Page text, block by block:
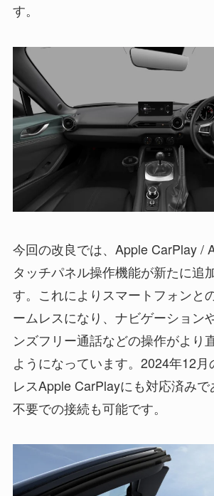
す。
今回の改良では、Apple CarPlay /
タッチパネル操作機能が新たに追
す。これによりスマートフォンと
ームレスになり、ナビゲーション
ンズフリー通話などの操作がより
ようになっています。2024年12
レスApple CarPlayにも対応済み
不要での接続も可能です。